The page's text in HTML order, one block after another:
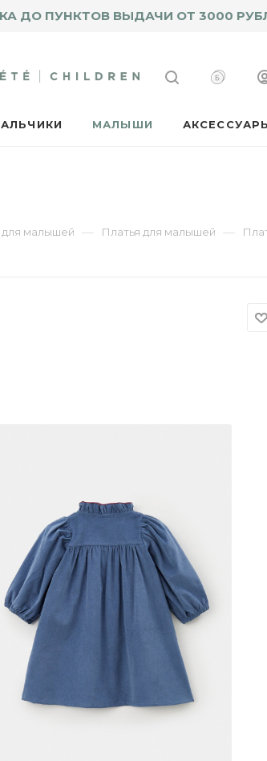
ДО ПУНКТОВ ВЫДАЧИ ОТ 3000
МАЛЫШИ
для малышей — Платья для малышей —